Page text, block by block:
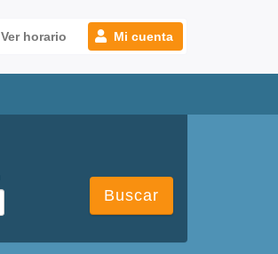
Ver horario Mi cuenta
Buscar